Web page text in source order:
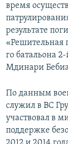
Все сайты
время
результате
«Решительная
го батальона
Мдинари
По данным
служил в ВС
участвовал в
поддержке